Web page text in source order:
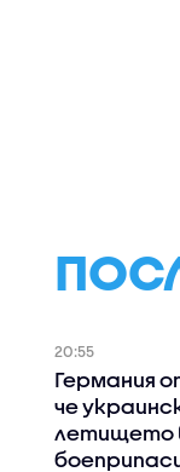
20:55
Германия
че
летището